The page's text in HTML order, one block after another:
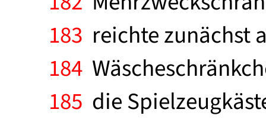
183 reichte zunächst
184
185 die